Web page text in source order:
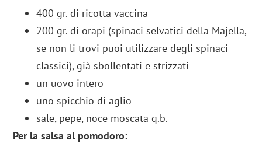
400 gr. di ricotta vaccina
200 gr. di orapi (spinaci selvatici della Majella,
se non li trovi puoi utilizzare degli spinaci
classici), già sbollentati e strizzati
un uovo intero
uno spicchio di aglio
sale, pepe, noce moscata q.b.
Per la salsa al pomodoro: